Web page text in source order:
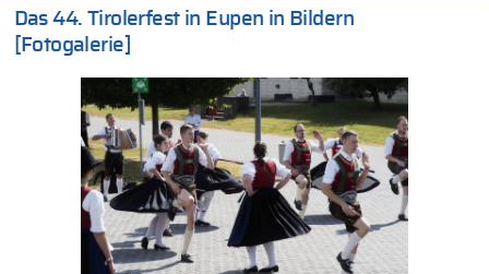
FIFA-Spitze demonstriert Einigkeit trotz Kritik und neuer
Vorwürfe gegen Präsident Gianni Infantino
Frau hörte Stimmen aus Haus des verstorbenen Nachbarn
06.08.2026 - 12:36 von Gärlinde zu
Aachen ab 11. August wieder Mekka des Pferdesports –
Belgien setzt bei Reit-WM auf starke Springreiter
06.08.2026 - 12:26 von Guido Scholzen zu
Zweite Hitzewelle in diesem Sommer ist jetzt amtlich
06.08.2026 - 12:17 von Sparwasser zu
Zweite Hitzewelle in diesem Sommer ist jetzt amtlich
Das 44. Tirolerfest in Eupen in Bildern
[Fotogalerie]